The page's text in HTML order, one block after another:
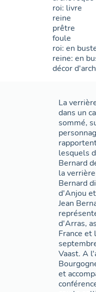
roi: livre
reine
prêtre
foule
roi: en
reine: en
décor
La
dans un
sommé,
lesquels
Bernard
la
Bernard
d'Anjou
Jean
d'Arras,
France et
Vaast. A
et